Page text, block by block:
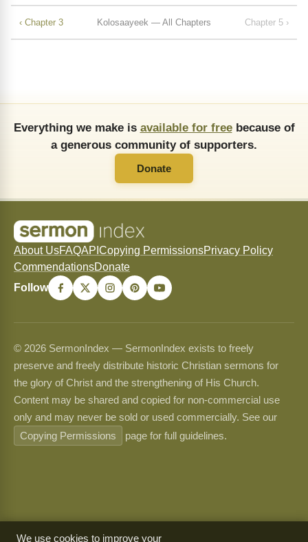
‹ Chapter 3 Kolosaayeek — All Chapters Chapter 5 ›
Everything we make is available for freebecause of
a generous community of supporters.
Donate
About UsFAQAPI Copying PermissionsPrivacy Policy
CommendationsDonate
Follow
© 2026 SermonIndex — SermonIndex exists to freely
preserve and freely distribute historic Christian sermons for
the glory of Christ and the strengthening of His Church.
Content may be shared and copied for non-commercial use
only and may never be sold or used commercially. See our
Copying Permissions
page for full guidelines.
We use cookies to improve your